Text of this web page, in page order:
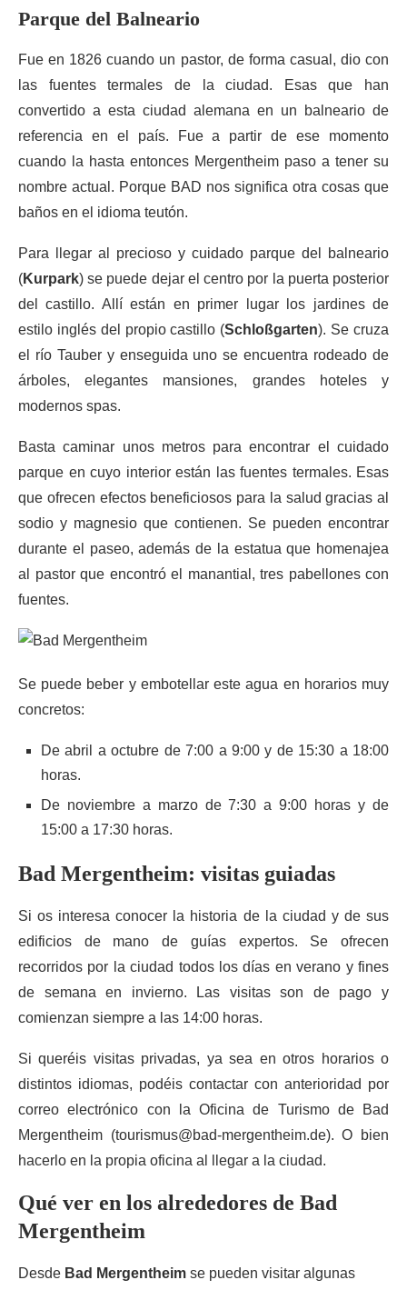
Parque del Balneario
Fue en 1826 cuando un pastor, de forma casual, dio con
las fuentes termales de la ciudad. Esas que han
convertido a esta ciudad alemana en un balneario de
referencia en el país. Fue a partir de ese momento
cuando la hasta entonces Mergentheim paso a tener su
nombre actual. Porque BAD nos significa otra cosas que
baños en el idioma teutón.
Para llegar al precioso y cuidado parque del balneario
(Kurpark) se puede dejar el centro por la puerta posterior
del castillo. Allí están en primer lugar los jardines de
estilo inglés del propio castillo (Schloßgarten). Se cruza
el río Tauber y enseguida uno se encuentra rodeado de
árboles, elegantes mansiones, grandes hoteles y
modernos spas.
Basta caminar unos metros para encontrar el cuidado
parque en cuyo interior están las fuentes termales. Esas
que ofrecen efectos beneficiosos para la salud gracias al
sodio y magnesio que contienen. Se pueden encontrar
durante el paseo, además de la estatua que homenajea
al pastor que encontró el manantial, tres pabellones con
fuentes.
Se puede beber y embotellar este agua en horarios muy
concretos:
De abril a octubre de 7:00 a 9:00 y de 15:30 a 18:00
horas.
De noviembre a marzo de 7:30 a 9:00 horas y de
15:00 a 17:30 horas.
Bad Mergentheim: visitas guiadas
Si os interesa conocer la historia de la ciudad y de sus
edificios de mano de guías expertos. Se ofrecen
recorridos por la ciudad todos los días en verano y fines
de semana en invierno. Las visitas son de pago y
comienzan siempre a las 14:00 horas.
Si queréis visitas privadas, ya sea en otros horarios o
distintos idiomas, podéis contactar con anterioridad por
correo electrónico con la Oficina de Turismo de Bad
Mergentheim (tourismus@bad-mergentheim.de). O bien
hacerlo en la propia oficina al llegar a la ciudad.
Qué ver en los alrededores de Bad
Mergentheim
Desde Bad Mergentheim se pueden visitar algunas